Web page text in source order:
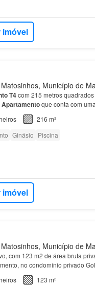
imóvel
Município de
T4com 215 metros
Apartamentoque conta com
uma localização privilegiada em
216 m²
Ginásio Piscina
imóvel
Município de
com 123 m2 de área bruta
no condomínio privado
, com áreas interiores de 40
123 m²